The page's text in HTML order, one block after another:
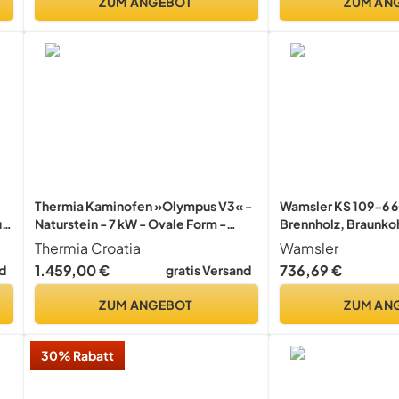
Thermia Kaminofen »Olympus V3« -
Naturstein - 7 kW - Ovale Form -
max. 148 m³
Thermia Croatia
1.459,00 €
gratis Versand
ZUM ANGEBOT
Wamsler KS 109-6
Brennholz,
Wood Briquettes 12
Wamsler
736,69 €
ZUM
30% Rabatt